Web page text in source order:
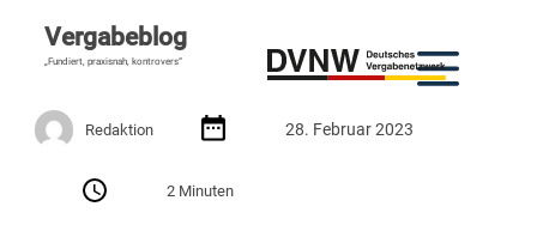
Vergabeblog
„Fundiert, praxisnah, kontrovers“
Redaktion 28. Februar 2023
2 Minuten